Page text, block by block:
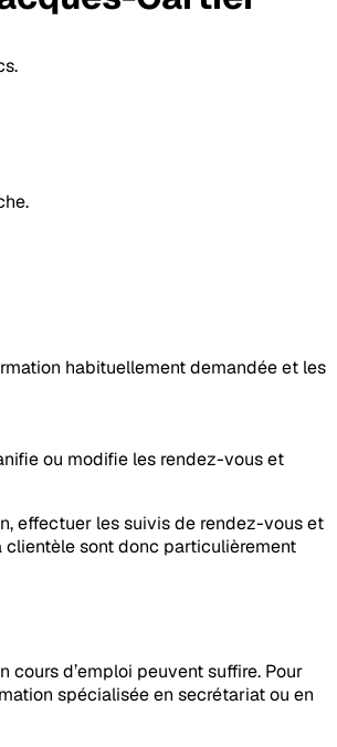
habituellement demandée et les
ou modifie les rendez-vous et
effectuer les suivis de rendez-vous et
clientèle sont donc particulièrement
d’emploi peuvent suffire. Pour
spécialisée en secrétariat ou en